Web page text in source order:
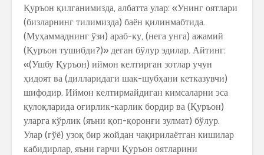
Қуръон қилганимизда, албатта улар: «Унинг оятлари
(бизларнинг тилимизда) баён қилинмабтида.
(Муҳаммаднинг ўзи) араб-ку, (нега унга) ажамий
(Қуръон тушибди?)» деган бўлур эдилар. Айтинг:
«(Ушбу Қуръон) иймон келтирган зотлар учун
ҳидоят ва (дилларидаги шак-шубҳани кетказувчи)
шифодир. Иймон келтирмайдиган кимсаларни эса
қулоқларида оғирлик-карлик бордир ва (Қуръон)
уларга кўрлик (яъни қоп-қоронғи зулмат) бўлур.
Улар (гўё) узоқ бир жойдан чақирилаётган кишилар
кабидирлар, яъни гарчи Қуръон оятларини